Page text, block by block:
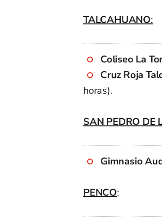
TALCAHUANO:
Coliseo La
Cruz Roja
horas).
SAN PEDRO DE
Gimnasio
PENCO: